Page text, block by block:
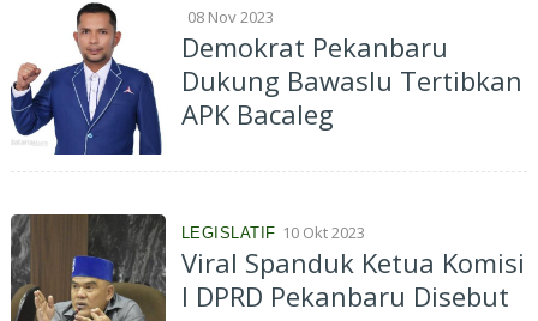
08 Nov 2023
Demokrat Pekanbaru
Dukung Bawaslu Tertibkan
APK Bacaleg
LEGISLATIF 10 Okt 2023
Viral Spanduk Ketua Komisi
I DPRD Pekanbaru Disebut